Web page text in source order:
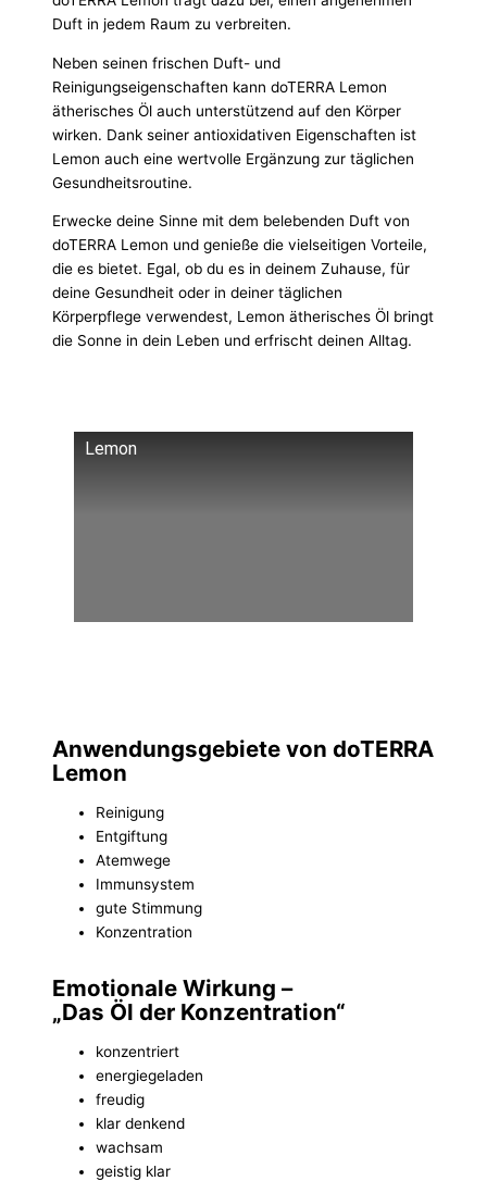
Duft in jedem Raum zu verbreiten.
Neben seinen frischen Duft- und
Reinigungseigenschaften kann doTERRA Lemon
ätherisches Öl auch unterstützend auf den Körper
wirken. Dank seiner antioxidativen Eigenschaften ist
Lemon auch eine wertvolle Ergänzung zur täglichen
Gesundheitsroutine.
Erwecke deine Sinne mit dem belebenden Duft von
doTERRA Lemon und genieße die vielseitigen Vorteile,
die es bietet. Egal, ob du es in deinem Zuhause, für
deine Gesundheit oder in deiner täglichen
Körperpflege verwendest, Lemon ätherisches Öl bringt
die Sonne in dein Leben und erfrischt deinen Alltag.
Lemon
Anwendungsgebiete von doTERRA
Lemon
Reinigung
Entgiftung
Atemwege
Immunsystem
gute Stimmung
Konzentration
Emotionale Wirkung –
„Das Öl der Konzentration“
konzentriert
energiegeladen
freudig
klar denkend
wachsam
geistig klar